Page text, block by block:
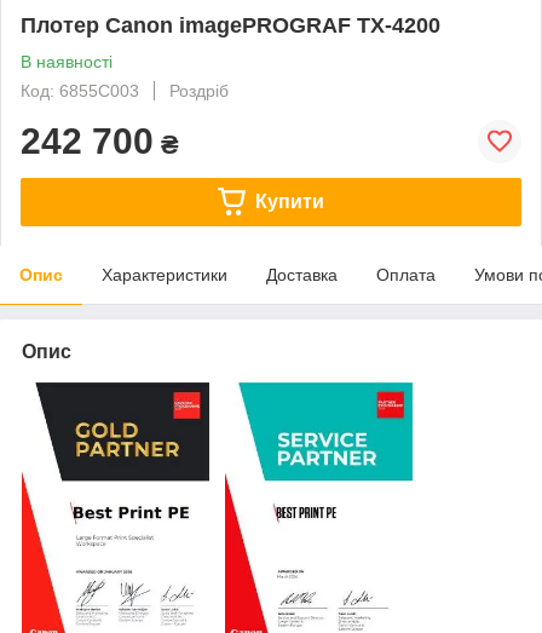
Плотер Canon imagePROGRAF TX-4200
В наявності
Код: 6855C003
Роздріб
242 700 ₴
Купити
Опис Характеристики Доставка Оплата Умови
Опис